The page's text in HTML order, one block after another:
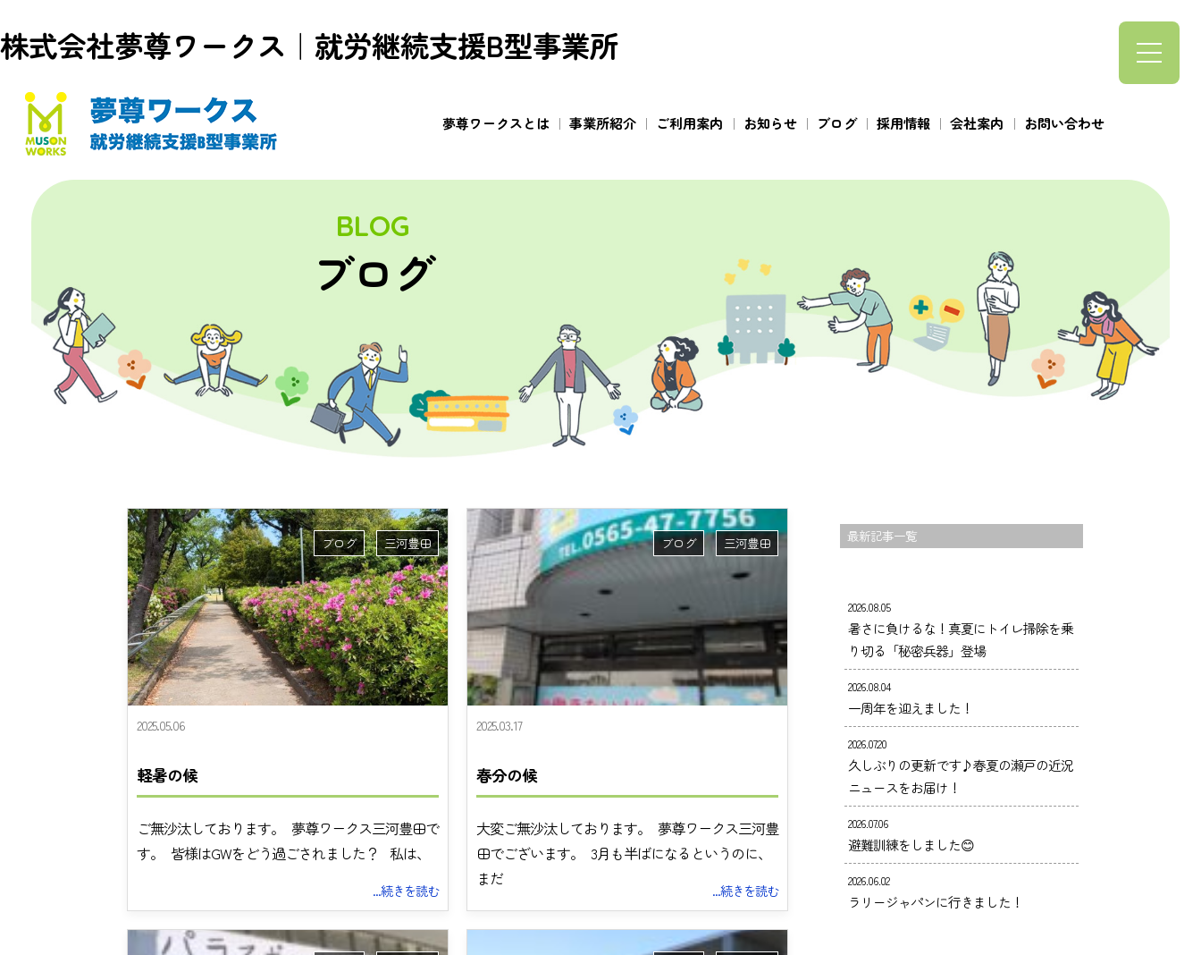
株式会社夢尊ワークス｜就労継続支援B型事業所
夢尊ワークスとは 事業所紹介 ご利用案内 お知らせ ブログ 採用情報 会社案内 お問い合わせ
BLOG
ブログ
2025.05.06
軽暑の候
ブログ 三河豊田
ご無沙汰しております。 夢尊ワークス三河豊田で
す。 皆様はGWをどう過ごされました？ 私は、
...続きを読む
2025.03.17
春分の候
ブログ 三河豊田
大変ご無沙汰しております。 夢尊ワークス三河豊
田でございます。 3月も半ばになるというのに、
まだ
...続きを読む
最新記事一覧
2026.08.05
暑さに負けるな！真夏にトイレ掃除を乗
り切る「秘密兵器」登場
2026.08.04
一周年を迎えました！
2026.07.20
久しぶりの更新です♪春夏の瀬戸の近況
ニュースをお届け！
2026.07.06
避難訓練をしました😊
2026.06.02
ラリージャパンに行きました！